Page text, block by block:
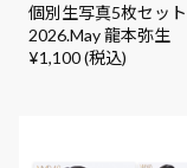
個別生写真5枚セット
2026.May 龍本弥生
¥1,100 (税込)